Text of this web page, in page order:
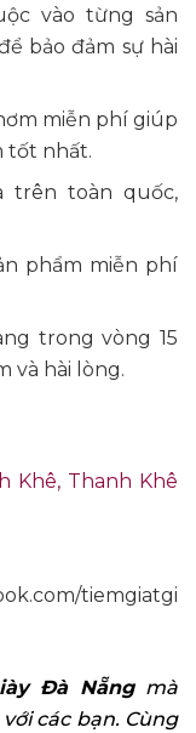
vào từng sản
bảo đảm sự hài
miễn phí giúp
tốt nhất.
trên toàn quốc,
phẩm miễn phí
trong vòng 15
và hài lòng.
Khê, Thanh Khê
tiemgiatgi
Đà Nẵngmà
các bạn. Cùng